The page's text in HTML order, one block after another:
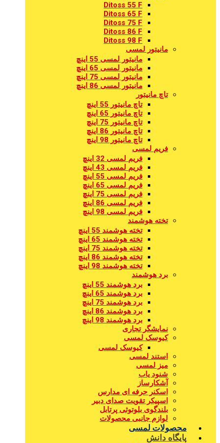
Ditoss 55 F
Ditoss 65 F
Ditoss 75 F
Ditoss 86 F
Ditoss 98 F
مانیتور لمسی
مانیتور لمسی 55 اینچ
مانیتور لمسی 65 اینچ
مانیتور لمسی 75 اینچ
مانیتور لمسی 86 اینچ
تاچ مانیتور
تاچ مانیتور 55 اینچ
تاچ مانیتور 65 اینچ
تاچ مانیتور 75 اینچ
تاچ مانیتور 86 اینچ
تاچ مانیتور 98 اینچ
فریم لمسی
فریم لمسی 32 اینچ
فریم لمسی 43 اینچ
فریم لمسی 55 اینچ
فریم لمسی 65 اینچ
فریم لمسی 75 اینچ
فریم لمسی 86 اینچ
فریم لمسی 98 اینچ
تخته هوشمند
تخته هوشمند 55 اینچ
تخته هوشمند 65 اینچ
تخته هوشمند 75 اینچ
تخته هوشمند 86 اینچ
تخته هوشمند 98 اینچ
برد هوشمند
برد هوشمند 55 اینچ
برد هوشمند 65 اینچ
برد هوشمند 75 اینچ
برد هوشمند 86 اینچ
برد هوشمند 98 اینچ
نمایشگر تجاری
کیوسک لمسی
کیوسک لمسی
استند لمسی
میز لمسی
شنود یاب
آشکارساز
اسکنر حرفه ای مدارس
اسپیکر تقویت صدای دبیر
بلندگوی بلوتوثی پرتابل
لوازم جانبی محصولات
محصولات لمسی
پایگاه دانش